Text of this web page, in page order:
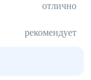
отлично
рекомендует